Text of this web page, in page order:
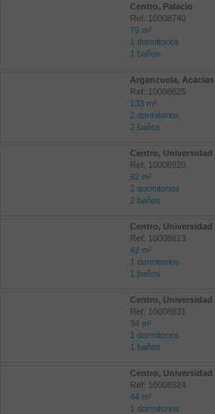
Centro, Palacio
Ref: 10008740
79 m²
1 dormitorios
1 baños
Arganzuela, Acacias
Ref: 10008825
133 m²
2 dormitorios
2 baños
Centro, Universidad
Ref: 10008920
92 m²
2 dormitorios
2 baños
Centro, Universidad
Ref: 10008813
42 m²
1 dormitorios
1 baños
Centro, Universidad
Ref: 10008831
34 m²
1 dormitorios
1 baños
Centro, Universidad
Ref: 10008924
44 m²
1 dormitorios